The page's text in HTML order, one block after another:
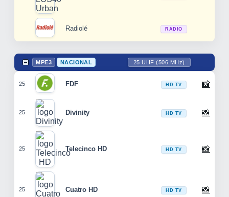
Radiolé RADIO
MPE3 NACIONAL 25 UHF (506 MHz)
25 FDF HD TV 📸
25 Divinity HD TV 📸
25 Telecinco HD HD TV 📸
25 Cuatro HD HD TV 📸